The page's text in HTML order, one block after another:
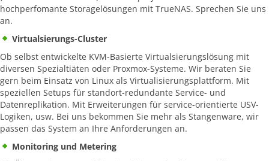
hochperfomante Storagelösungen mit TrueNAS. Sprechen Sie uns
an.
Virtualsierungs-Cluster
Ob selbst entwickelte KVM-Basierte Virtualsierungslösung mit
diversen Spezialtiäten oder Proxmox-Systeme. Wir beraten Sie
gern beim Einsatz von Linux als Virtualisierungsplattform. Mit
speziellen Setups für standort-redundante Service- und
Datenreplikation. Mit Erweiterungen für service-orientierte USV-
Logiken, usw. Bei uns bekommen Sie mehr als Stangenware, wir
passen das System an Ihre Anforderungen an.
Monitoring und Metering